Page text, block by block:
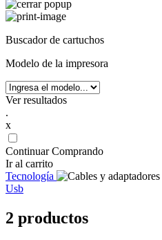
Buscador de cartuchos
Modelo de la impresora
Ver resultados
.
x
Continuar Comprando
Ir al carrito
Tecnología
Usb
2 productos